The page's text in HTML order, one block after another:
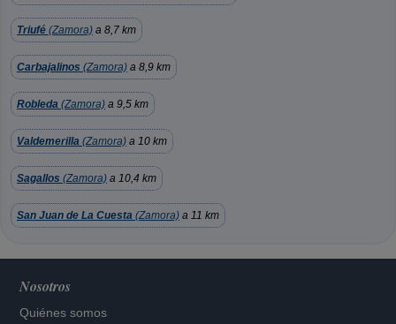
Triufé (Zamora) a 8,7 km
Carbajalinos (Zamora) a 8,9 km
Robleda (Zamora) a 9,5 km
Valdemerilla (Zamora) a 10 km
Sagallos (Zamora) a 10,4 km
San Juan de La Cuesta (Zamora) a 11 km
Nosotros
Quiénes somos